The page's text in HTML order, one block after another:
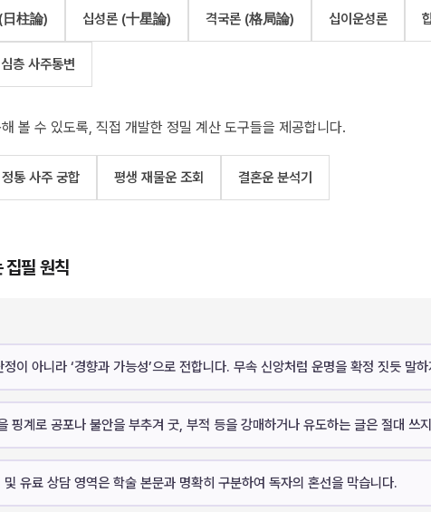
日柱論) 십성론 (十星論) 격국론 (格局論) 십이운성론
심층 사주통변
볼 수 있도록, 직접 개발한 정밀 계산 도구들을 제공합니다.
정통 사주 궁합 평생 재물운 조회 결혼운 분석기
집필 원칙
이 아니라 ‘경향과 가능성’으로 전합니다. 무속 신앙처럼 운명을 확정 짓듯 말
핑계로 공포나 불안을 부추겨 굿, 부적 등을 강매하거나 유도하는 글은 절대 쓰
및 유료 상담 영역은 학술 본문과 명확히 구분하여 독자의 혼선을 막습니다.